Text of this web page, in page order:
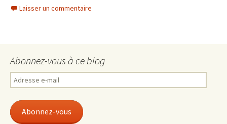
Laisser un commentaire
Abonnez-vous à ce blog
Adresse
e-
Abonnez-vous